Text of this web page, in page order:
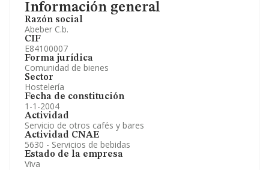
Información general
Razón social
Abeber C.b.
CIF
E84100007
Forma jurídica
Comunidad de bienes
Sector
Hostelería
Fecha de constitución
1-1-2004
Actividad
Servicio de otros cafés y bares
Actividad CNAE
5630 - Servicios de bebidas
Estado de la empresa
Viva